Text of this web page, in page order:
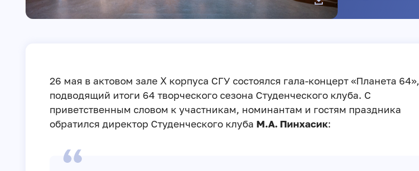
26 мая в актовом зале Ⅹ корпуса СГУ состоялся гала-концерт «Планета 64»,
подводящий итоги 64 творческого сезона Студенческого клуба. С
приветственным словом к участникам, номинантам и гостям праздника
обратился директор Студенческого клуба М.А. Пинхасик: